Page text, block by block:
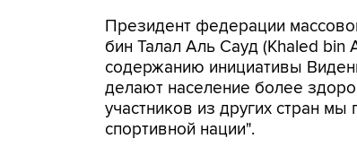
Президент федерации
бин Талал Аль Сауд (Khaled bin
содержанию инициативы
делают население более
участников из других стран
спортивной нации".